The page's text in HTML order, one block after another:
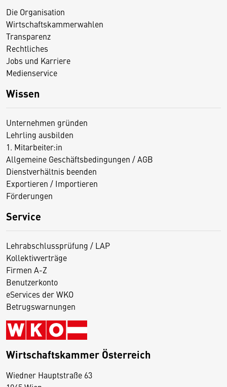
Die Organisation
Wirtschaftskammerwahlen
Transparenz
Rechtliches
Jobs und Karriere
Medienservice
Wissen
Unternehmen gründen
Lehrling ausbilden
1. Mitarbeiter:in
Allgemeine Geschäftsbedingungen / AGB
Dienstverhältnis beenden
Exportieren / Importieren
Förderungen
Service
Lehrabschlussprüfung / LAP
Kollektivverträge
Firmen A-Z
Benutzerkonto
eServices der WKO
Betrugswarnungen
Wirtschaftskammer Österreich
Wiedner Hauptstraße 63
D